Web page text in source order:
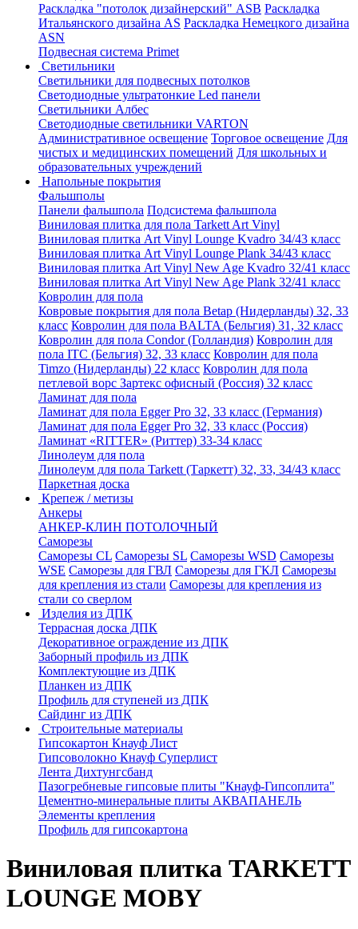
Раскладка "потолок дизайнерский" ASB Раскладка
Итальянского дизайна AS Раскладка Немецкого дизайна
АSN
Подвесная система Primet
Светильники
Светильники для подвесных потолков
Светодиодные ультратонкие Led панели
Светильники Албес
Светодиодные светильники VARTON
Административное освещение Торговое освещение Для
чистых и медицинских помещений Для школьных и
образовательных учреждений
Напольные покрытия
Фальшполы
Панели фальшпола Подсистема фальшпола
Виниловая плитка для пола Tarkett Art Vinyl
Виниловая плитка Art Vinyl Lounge Kvadro 34/43 класс
Виниловая плитка Art Vinyl Lounge Plank 34/43 класс
Виниловая плитка Art Vinyl New Age Kvadro 32/41 класс
Виниловая плитка Art Vinyl New Age Plank 32/41 класс
Ковролин для пола
Ковровые покрытия для пола Betap (Нидерланды) 32, 33
класс Ковролин для пола BALTA (Бельгия) 31, 32 класс
Ковролин для пола Condor (Голландия) Ковролин для
пола ITC (Бельгия) 32, 33 класс Ковролин для пола
Timzo (Нидерланды) 22 класс Ковролин для пола
петлевой ворс Зартекс офисный (Россия) 32 класс
Ламинат для пола
Ламинат для пола Egger Pro 32, 33 класс (Германия)
Ламинат для пола Egger Pro 32, 33 класс (Россия)
Ламинат «RITTER» (Риттер) 33-34 класс
Линолеум для пола
Линолеум для пола Tarkett (Таркетт) 32, 33, 34/43 класс
Паркетная доска
Крепеж / метизы
Анкеры
АНКЕР-КЛИН ПОТОЛОЧНЫЙ
Саморезы
Саморезы CL Саморезы SL Саморезы WSD Саморезы
WSE Саморезы для ГВЛ Саморезы для ГКЛ Саморезы
для крепления из стали Саморезы для крепления из
стали со сверлом
Изделия из ДПК
Террасная доска ДПК
Декоративное ограждение из ДПК
Заборный профиль из ДПК
Комплектующие из ДПК
Планкен из ДПК
Профиль для ступеней из ДПК
Сайдинг из ДПК
Строительные материалы
Гипсокартон Кнауф Лист
Гипсоволокно Кнауф Суперлист
Лента Дихтунгсбанд
Пазогребневые гипсовые плиты "Кнауф-Гипсоплита"
Цементно-минеральные плиты АКВАПАНЕЛЬ
Элементы крепления
Профиль для гипсокартона
Виниловая плитка TARKETT
LOUNGE MOBY